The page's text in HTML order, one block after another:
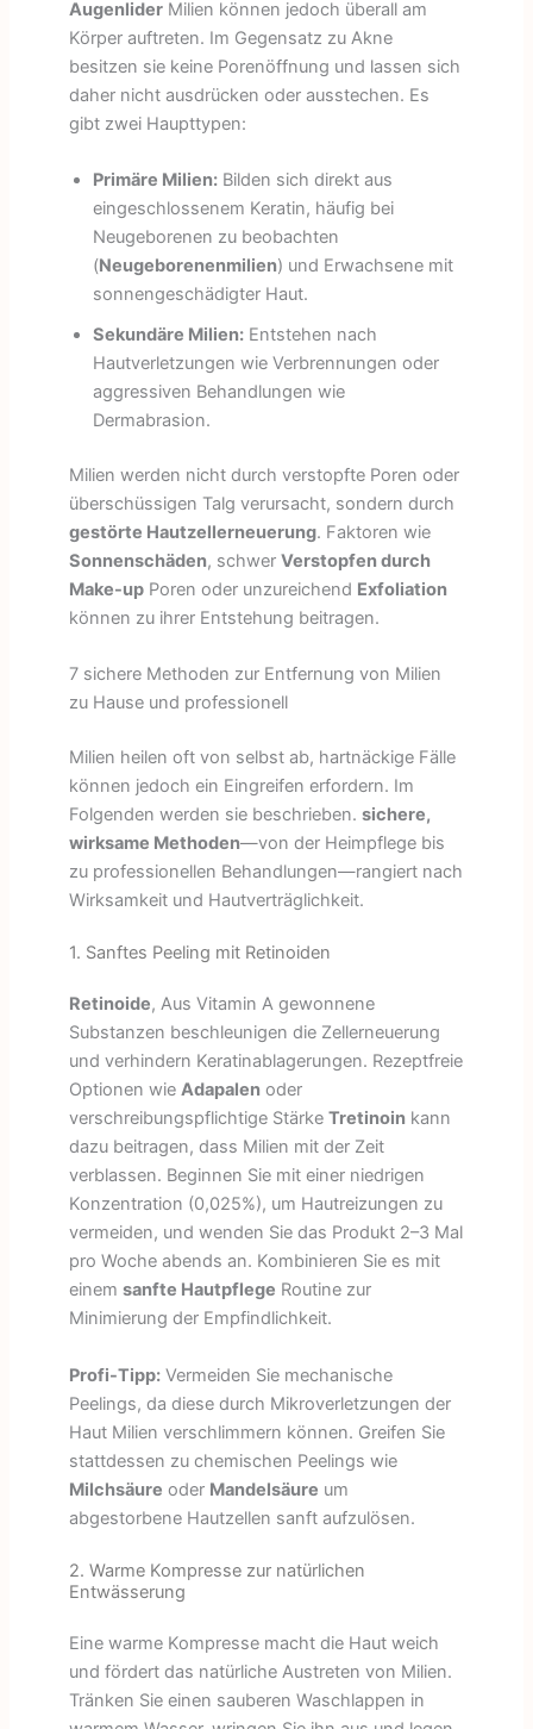
AugenliderMilien können jedoch überall am
Körper auftreten. Im Gegensatz zu Akne
besitzen sie keine Porenöffnung und lassen sich
daher nicht ausdrücken oder ausstechen. Es
gibt zwei Haupttypen:
Primäre Milien:Bilden sich direkt aus
eingeschlossenem Keratin, häufig bei
Neugeborenen zu beobachten
(Neugeborenenmilien) und Erwachsene mit
sonnengeschädigter Haut.
Sekundäre Milien:Entstehen nach
Hautverletzungen wie Verbrennungen oder
aggressiven Behandlungen wie
Dermabrasion.
Milien werden nicht durch verstopfte Poren oder
überschüssigen Talg verursacht, sondern durch
gestörte Hautzellerneuerung. Faktoren wie
Sonnenschäden, schwer Verstopfen durch
Make-upPoren oder unzureichend Exfoliation
können zu ihrer Entstehung beitragen.
7 sichere Methoden zur Entfernung von Milien
zu Hause und professionell
Milien heilen oft von selbst ab, hartnäckige Fälle
können jedoch ein Eingreifen erfordern. Im
Folgenden werden sie beschrieben. sichere,
wirksame Methoden—von der Heimpflege bis
zu professionellen Behandlungen—rangiert nach
Wirksamkeit und Hautverträglichkeit.
1. Sanftes Peeling mit Retinoiden
Retinoide, Aus Vitamin A gewonnene
Substanzen beschleunigen die Zellerneuerung
und verhindern Keratinablagerungen. Rezeptfreie
Optionen wie Adapalenoder
verschreibungspflichtige Stärke Tretinoinkann
dazu beitragen, dass Milien mit der Zeit
verblassen. Beginnen Sie mit einer niedrigen
Konzentration (0,025%), um Hautreizungen zu
vermeiden, und wenden Sie das Produkt 2–3 Mal
pro Woche abends an. Kombinieren Sie es mit
einem sanfte Hautpflege Routine zur
Minimierung der Empfindlichkeit.
Profi-Tipp:Vermeiden Sie mechanische
Peelings, da diese durch Mikroverletzungen der
Haut Milien verschlimmern können. Greifen Sie
stattdessen zu chemischen Peelings wie
Milchsäure oder Mandelsäure um
abgestorbene Hautzellen sanft aufzulösen.
2. Warme Kompresse zur natürlichen
Entwässerung
Eine warme Kompresse macht die Haut weich
und fördert das natürliche Austreten von Milien.
Tränken Sie einen sauberen Waschlappen in